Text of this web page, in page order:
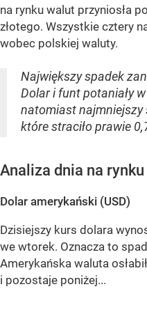
na rynku walut przyniosła
złotego. Wszystkie cztery
wobec polskiej waluty.
Największy spadek
Dolar i funt potaniały
natomiast najmniejszy
które straciło prawie
Analiza dnia na
Dolar amerykański (USD)
Dzisiejszy kurs dolara
we wtorek. Oznacza to
Amerykańska waluta
i pozostaje poniżej...